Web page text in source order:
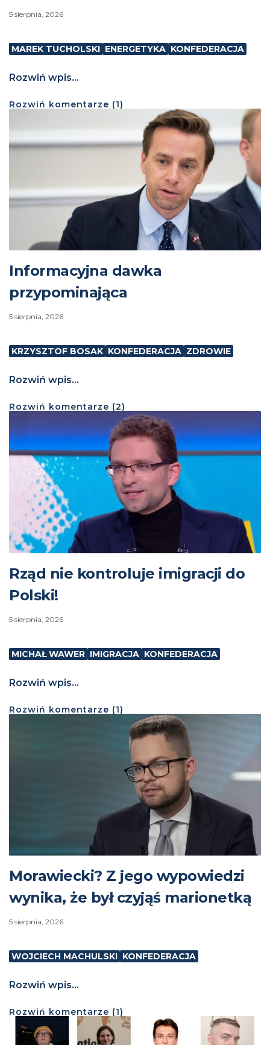
5 sierpnia, 2026
MAREK TUCHOLSKI ENERGETYKA KONFEDERACJA
Rozwiń wpis...
Rozwiń komentarze (1)
Informacyjna dawka
przypominająca
5 sierpnia, 2026
KRZYSZTOF BOSAK KONFEDERACJA ZDROWIE
Rozwiń wpis...
Rozwiń komentarze (2)
Rząd nie kontroluje imigracji do
Polski!
5 sierpnia, 2026
MICHAŁ WAWER IMIGRACJA KONFEDERACJA
Rozwiń wpis...
Rozwiń komentarze (1)
Morawiecki? Z jego wypowiedzi
wynika, że był czyjąś marionetką
5 sierpnia, 2026
WOJCIECH MACHULSKI KONFEDERACJA
Rozwiń wpis...
Rozwiń komentarze (1)